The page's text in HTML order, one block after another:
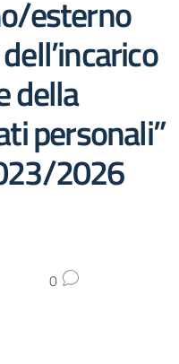
esterno
della
personali”
2026
0